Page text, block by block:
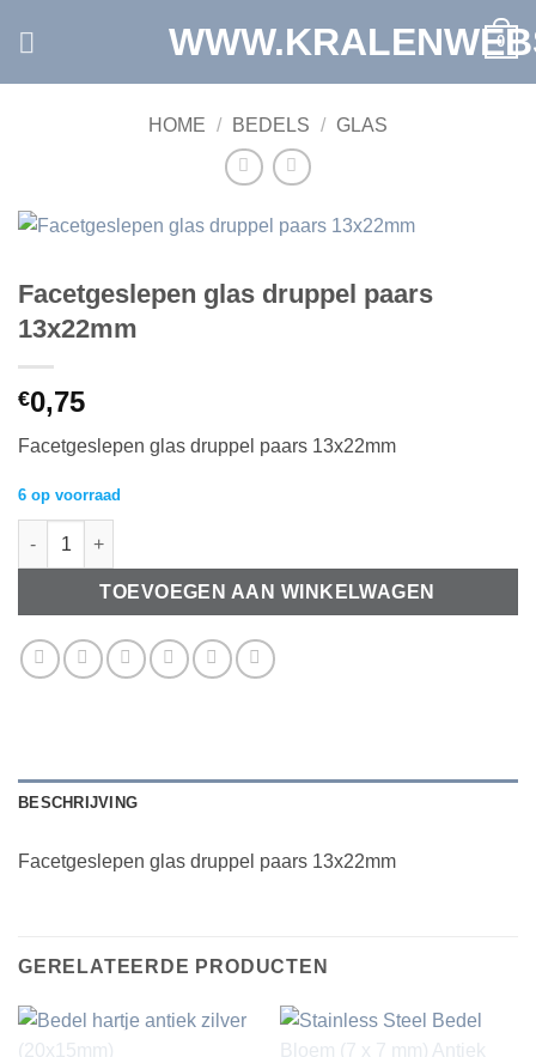
0
HOME / BEDELS / GLAS
Facetgeslepen glas druppel paars
13x22mm
€0,75
Facetgeslepen glas druppel paars 13x22mm
6 op voorraad
Facetgeslepen glas druppel paars 13x22mm aantal
TOEVOEGEN AAN WINKELWAGEN
BESCHRIJVING
Facetgeslepen glas druppel paars 13x22mm
GERELATEERDE PRODUCTEN